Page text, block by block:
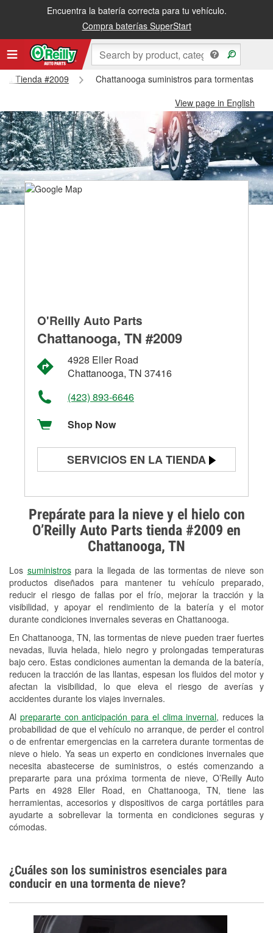
Encuentra la batería correcta para tu vehículo.
Compra baterías SuperStart
Tienda #2009
Chattanooga suministros para tormentas de
View page in English
Prepárate para la nieve y el hielo con
O’Reilly Auto Parts tienda #2009 en
Chattanooga, TN
Los suministrospara la llegada de las tormentas de nieve son
productos diseñados para mantener tu vehículo preparado,
reducir el riesgo de fallas por el frío, mejorar la tracción y la
visibilidad, y apoyar el rendimiento de la batería y el motor
durante condiciones invernales severas en Chattanooga.
En Chattanooga, TN, las tormentas de nieve pueden traer fuertes
nevadas, lluvia helada, hielo negro y prolongadas temperaturas
bajo cero. Estas condiciones aumentan la demanda de la batería,
reducen la tracción de las llantas, espesan los fluidos del motor y
afectan la visibilidad, lo que eleva el riesgo de averías y
accidentes durante los viajes invernales.
Al prepararte con anticipación para el clima invernal, reduces la
probabilidad de que el vehículo no arranque, de perder el control
o de enfrentar emergencias en la carretera durante tormentas de
nieve o hielo. Ya seas un experto en condiciones invernales que
necesita abastecerse de suministros, o estés comenzando a
prepararte para una próxima tormenta de nieve, O’Reilly Auto
Parts en 4928 Eller Road, en Chattanooga, TN, tiene las
herramientas, accesorios y dispositivos de carga portátiles para
ayudarte a sobrellevar la tormenta en condiciones seguras y
cómodas.
O'Reilly Auto Parts
Chattanooga, TN #2009
4928 Eller Road
Chattanooga, TN 37416
(423) 893-6646
Shop Now
SERVICIOS EN LA TIENDA
Prueba de alternadores y
arrancadores
Revisión de la luz "Check Engine"
Reciclaje de baterías y aceite
Instalación de bombillas de faros
Instalación de limpiaparabrisas
Programa de Préstamo de
Herramientas
Rectificación de tambores y discos de
freno
Snowstorm Supplies
Conoce más
¿Cuáles son los suministros esenciales para
conducir en una tormenta de nieve?